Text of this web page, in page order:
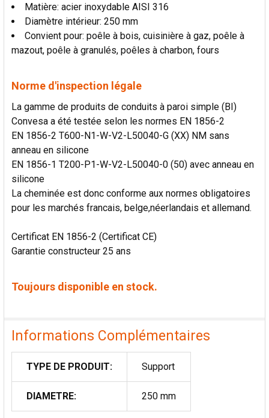
Matière: acier inoxydable AISI 316
Diamètre intérieur: 250 mm
Convient pour: poêle à bois, cuisinière à gaz, poêle à
mazout, poêle à granulés, poêles à charbon, fours
Norme d'inspection légale
La gamme de produits de conduits à paroi simple (BI)
Convesa a été testée selon les normes EN 1856-2
EN 1856-2 T600-N1-W-V2-L50040-G (XX) NM sans
anneau en silicone
EN 1856-1 T200-P1-W-V2-L50040-0 (50) avec anneau en
silicone
La cheminée est donc conforme aux normes obligatoires
pour les marchés francais, belge,néerlandais et allemand.
Certificat EN 1856-2 (Certificat CE)
Garantie constructeur 25 ans
Toujours disponible en stock.
Informations Complémentaires
TYPE DE PRODUIT: Support
DIAMETRE: 250 mm